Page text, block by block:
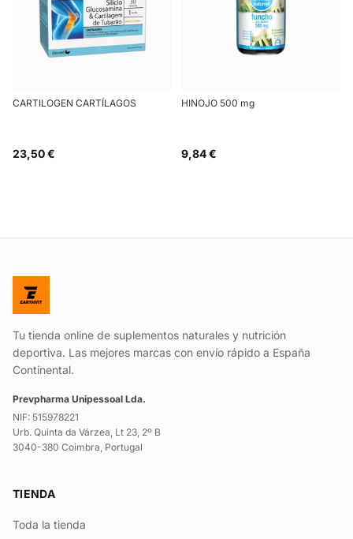
CARTILOGEN CARTÍLAGOS
23,50 €
HINOJO 500 mg
9,84 €
Tu tienda online de suplementos naturales y nutrición
deportiva. Las mejores marcas con envío rápido a España
Continental.
Prevpharma Unipessoal Lda.
NIF: 515978221
Urb. Quinta da Várzea, Lt 23, 2º B
3040-380 Coimbra, Portugal
TIENDA
Toda la tienda